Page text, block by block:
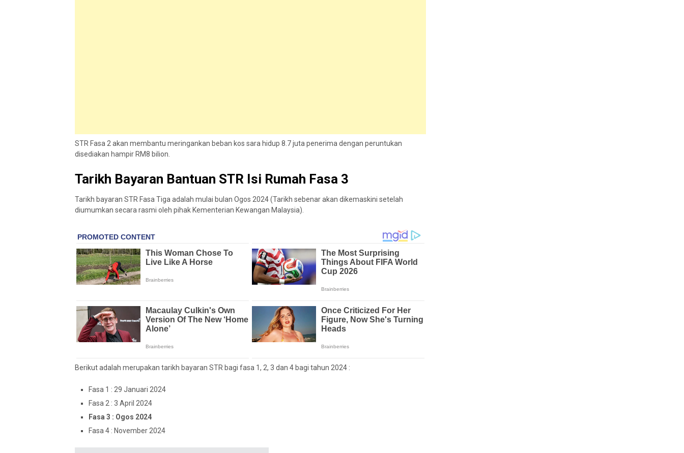
STR Fasa 2 akan membantu meringankan beban kos sara hidup 8.7 juta penerima dengan peruntukan
disediakan hampir RM8 bilion.
Tarikh Bayaran Bantuan STR Isi Rumah Fasa 3
Tarikh bayaran STR Fasa Tiga adalah mulai bulan Ogos 2024 (Tarikh sebenar akan dikemaskini setelah
diumumkan secara rasmi oleh pihak Kementerian Kewangan Malaysia).
Berikut adalah merupakan tarikh bayaran STR bagi fasa 1, 2, 3 dan 4 bagi tahun 2024 :
Fasa 1 : 29 Januari 2024
Fasa 2 : 3 April 2024
Fasa 3 : Ogos 2024
Fasa 4 : November 2024